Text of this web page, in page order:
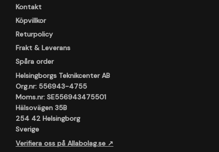
Kontakt
Köpvillkor
Returpolicy
Frakt & Leverans
Spåra order
Helsingborgs Teknikcenter AB
Org.nr: 556943-4755
Moms.nr: SE556943475501
Hälsovägen 35B
254 42 Helsingborg
Sverige
Verifiera oss på Allabolag.se ↗